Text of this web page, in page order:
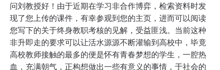
问刘教授好！由于近期在学习非合作博弈，检索资料时发
现了您上传的课件，有幸参观到您的主页，进而可以阅读
您写下的关于终身教职考核的见解，受益匪浅。当前这种
非升即走的要求可以让活水源源不断灌输到高校中，毕竟
高校教师接触的最多的便是怀有青春梦想的学生，一腔热
血，充满朝气，正构想做出一些有意义的事情，于社会的